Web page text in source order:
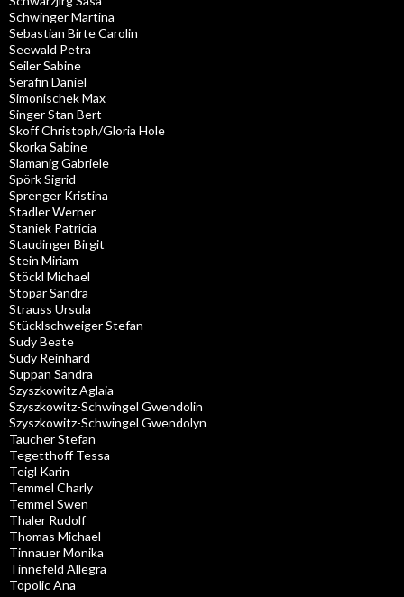
Schwinger Martina
Sebastian Birte Carolin
Seewald Petra
Seiler Sabine
Serafin Daniel
Simonischek Max
Singer Stan Bert
Skoff Christoph/Gloria Hole
Skorka Sabine
Slamanig Gabriele
Spörk Sigrid
Sprenger Kristina
Stadler Werner
Staniek Patricia
Staudinger Birgit
Stein Miriam
Stöckl Michael
Stopar Sandra
Strauss Ursula
Stücklschweiger Stefan
Sudy Beate
Sudy Reinhard
Suppan Sandra
Szyszkowitz Aglaia
Szyszkowitz-Schwingel Gwendolin
Szyszkowitz-Schwingel Gwendolyn
Taucher Stefan
Tegetthoff Tessa
Teigl Karin
Temmel Charly
Temmel Swen
Thaler Rudolf
Thomas Michael
Tinnauer Monika
Tinnefeld Allegra
Topolic Ana